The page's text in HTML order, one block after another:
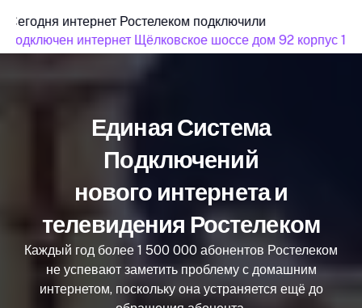
Сегодня интернет Ростелеком подключили
подключен интернет Щёлковское шоссе дом 92 корпус 1
Единая Система
Подключений
нового интернета и
телевидения Ростелеком
Каждый год более 1 500 000 абонентов Ростелеком
не успевают заметить проблему с домашним
интернетом, поскольку она устраняется ещё до